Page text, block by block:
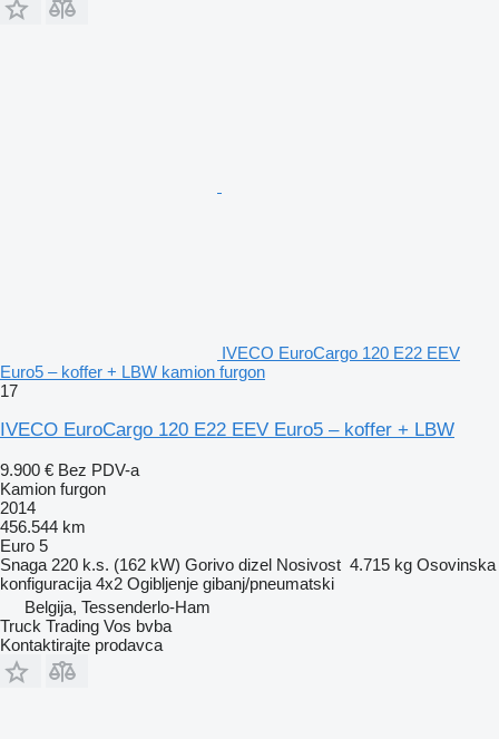
IVECO EuroCargo 120 E22 EEV
Euro5 – koffer + LBW kamion furgon
17
IVECO EuroCargo 120 E22 EEV Euro5 – koffer + LBW
9.900 € Bez PDV-a
Kamion furgon
2014
456.544 km
Euro 5
Snaga 220 k.s. (162 kW) Gorivo dizel Nosivost 4.715 kg Osovinska
konfiguracija 4x2 Ogibljenje gibanj/pneumatski
Belgija, Tessenderlo-Ham
Truck Trading Vos bvba
Kontaktirajte prodavca